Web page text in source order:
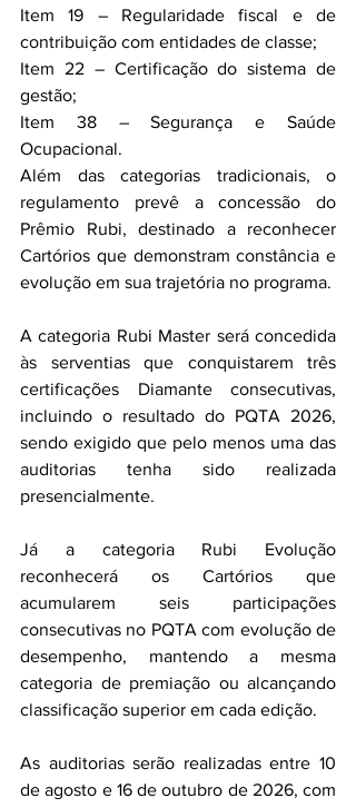
Item 19 – Regularidade fiscal e de
contribuição com entidades de classe;
Item 22 – Certificação do sistema de
gestão;
Item 38 – Segurança e Saúde
Ocupacional.
Além das categorias tradicionais, o
regulamento prevê a concessão do
Prêmio Rubi, destinado a reconhecer
Cartórios que demonstram constância e
evolução em sua trajetória no programa.
A categoria Rubi Master será concedida
às serventias que conquistarem três
certificações Diamante consecutivas,
incluindo o resultado do PQTA 2026,
sendo exigido que pelo menos uma das
auditorias tenha sido realizada
presencialmente.
Já a categoria Rubi Evolução
reconhecerá os Cartórios que
acumularem seis participações
consecutivas no PQTA com evolução de
desempenho, mantendo a mesma
categoria de premiação ou alcançando
classificação superior em cada edição.
As auditorias serão realizadas entre 10
de agosto e 16 de outubro de 2026, com